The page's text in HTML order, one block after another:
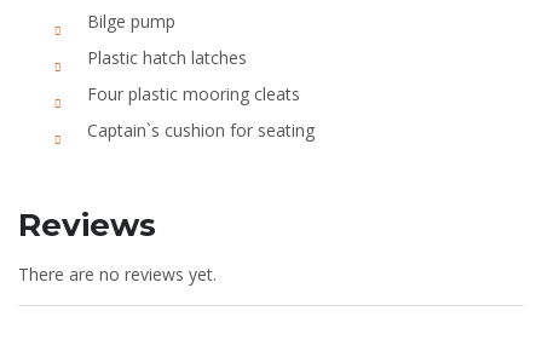
Bilge pump
Plastic hatch latches
Four plastic mooring cleats
Captain`s cushion for seating
Reviews
There are no reviews yet.